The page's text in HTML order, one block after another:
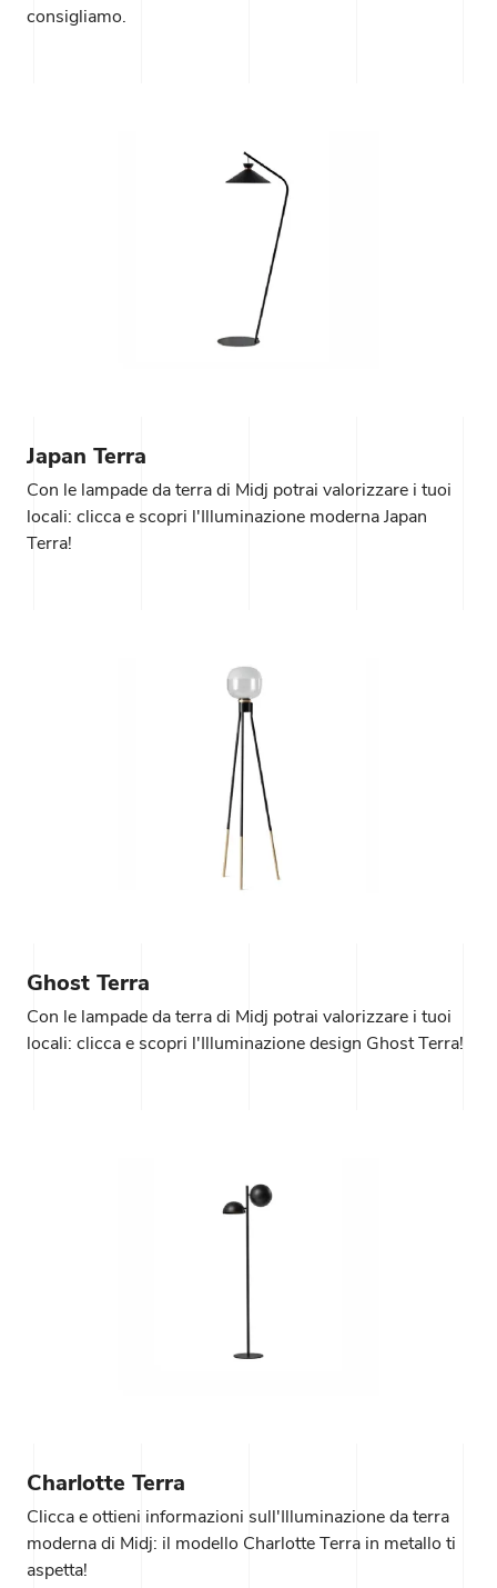
consigliamo.
Japan Terra
Con le lampade da terra di Midj potrai valorizzare i tuoi
locali: clicca e scopri l'Illuminazione moderna Japan
Terra!
Ghost Terra
Con le lampade da terra di Midj potrai valorizzare i tuoi
locali: clicca e scopri l'Illuminazione design Ghost Terra!
Charlotte Terra
Clicca e ottieni informazioni sull'Illuminazione da terra
moderna di Midj: il modello Charlotte Terra in metallo ti
aspetta!